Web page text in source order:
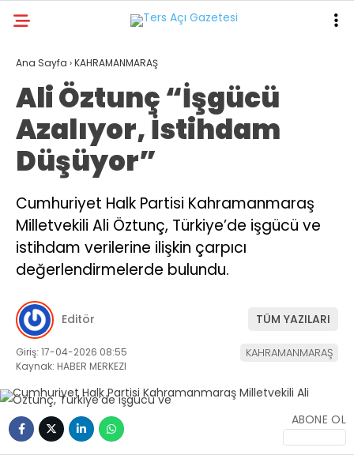
GALERİ YAZARLAR
GÜNDEM
ASAYİŞ
DÜNYA
KAHRAMANMARAŞ
SPOR
DİĞER
Ana Sayfa ›KAHRAMANMARAŞ
Ali Öztunç “İşgücü
Azalıyor, İstihdam
Düşüyor”
Cumhuriyet Halk Partisi Kahramanmaraş
Milletvekili Ali Öztunç, Türkiye’de işgücü ve
istihdam verilerine ilişkin çarpıcı
değerlendirmelerde bulundu.
Editör TÜM YAZILARI
Giriş: 17-04-2026 08:55
Kaynak: HABER MERKEZI
KAHRAMANMARAŞ
ABONE OL